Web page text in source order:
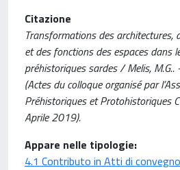
Citazione
Transformations des architectures,
et des fonctions des espaces dans
préhistoriques sardes / Melis,
(Actes du colloque organisé par
Préhistoriques et Protohistoriques
Aprile 2019).
Appare nelle tipologie:
4.1 Contributo in Atti di convegno